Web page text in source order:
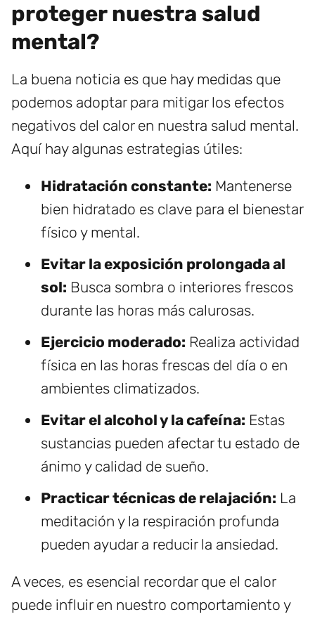
proteger nuestra salud
mental?
La buena noticia es que hay medidas que
podemos adoptar para mitigar los efectos
negativos del calor en nuestra salud mental.
Aquí hay algunas estrategias útiles:
Hidratación constante: Mantenerse
bien hidratado es clave para el bienestar
físico y mental.
Evitar la exposición prolongada al
sol: Busca sombra o interiores frescos
durante las horas más calurosas.
Ejercicio moderado: Realiza actividad
física en las horas frescas del día o en
ambientes climatizados.
Evitar el alcohol y la cafeína: Estas
sustancias pueden afectar tu estado de
ánimo y calidad de sueño.
Practicar técnicas de relajación: La
meditación y la respiración profunda
pueden ayudar a reducir la ansiedad.
A veces, es esencial recordar que el calor
puede influir en nuestro comportamiento y